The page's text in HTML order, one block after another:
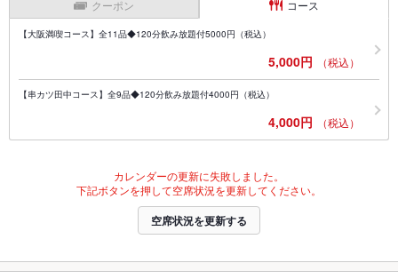
クーポン コース
【大阪満喫コース】全11品◆120分飲み放題付5000円（税込）
5,000円 （税込）
【串カツ田中コース】全9品◆120分飲み放題付4000円（税込）
4,000円 （税込）
カレンダーの更新に失敗しました。
下記ボタンを押して空席状況を更新してください。
空席状況を更新する